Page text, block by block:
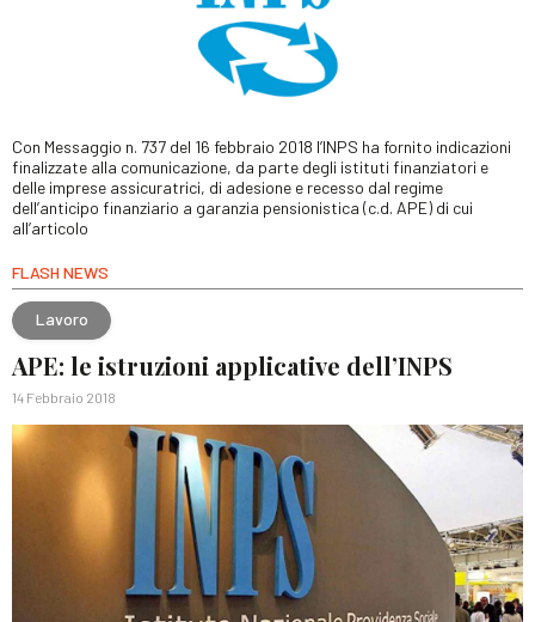
Con Messaggio n. 737 del 16 febbraio 2018 l’INPS ha fornito indicazioni
finalizzate alla comunicazione, da parte degli istituti finanziatori e
delle imprese assicuratrici, di adesione e recesso dal regime
dell’anticipo finanziario a garanzia pensionistica (c.d. APE) di cui
all’articolo
FLASH NEWS
Lavoro
APE: le istruzioni applicative dell’INPS
14 Febbraio 2018